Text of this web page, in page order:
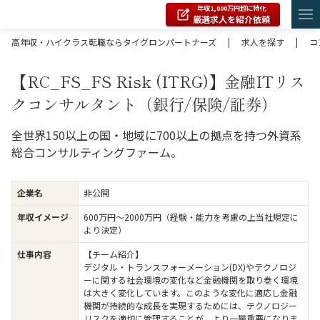
年収1,000万円超に特化
厳選求人を紹介依頼
高年収・ハイクラス転職ならタイグロンパートナーズ
| 求人を探す |
【RC_FS_FS Risk (ITRG)】金融ITリス
クコンサルタント（銀行/保険/証券）
全世界150以上の国・地域に700以上の拠点を持つ外資系
総合コンサルティングファーム。
企業名
非公開
年収イメージ
600万円〜2000万円（経験・能力を考慮の上当社規定に
より決定）
仕事内容
【チーム紹介】
デジタル・トランスフォーメーション(DX)やテクノロジ
ーに関する社会環境の変化など金融機関を取り巻く環境
は大きく変化しています。このような変化に適応し金融
機関が持続的な成長を実現するためには、テクノロジー